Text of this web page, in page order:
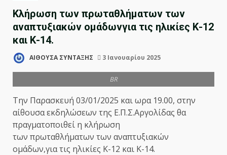
Kλήρωση των πρωταθλήματων των
αναπτυξιακών ομάδωνγια τις ηλικίες Κ-12
και Κ-14.
ΑΙΘΟΥΣΑ ΣΥΝΤΑΞΗΣ 3 Ιανουαρίου 2025
BR
Tην Παρασκευή 03/01/2025 και ωρα 19.00, στην
αίθουσα εκδηλώσεων της Ε.Π.Σ.Αργολίδας θα
πραγματοποιθεί η κλήρωση
των πρωταθλήματων των αναπτυξιακών
ομάδων,για τις ηλικίες Κ-12 και Κ-14.